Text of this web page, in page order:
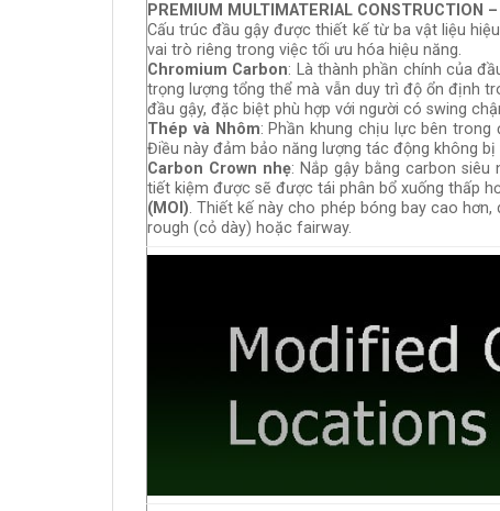
PREMIUM MULTIMATERIAL CONSTRUCTION
Cấu trúc đầu gậy được thiết kế từ ba vật liệu
vai trò riêng trong việc tối ưu hóa hiệu năng.
Chromium Carbon: Là thành phần chính của
trọng lượng tổng thể mà vẫn duy trì độ ổn định
đầu gậy, đặc biệt phù hợp với người có swing
Thép và Nhôm: Phần khung chịu lực bên
Điều này đảm bảo năng lượng tác động không
Carbon Crown nhẹ: Nắp gậy bằng carbon
tiết kiệm được sẽ được tái phân bổ xuống thấp
(MOI). Thiết kế này cho phép bóng bay cao
rough (cỏ dày) hoặc fairway.